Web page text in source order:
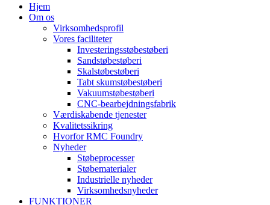
Hjem
Om os
Virksomhedsprofil
Vores faciliteter
Investeringsstøbestøberi
Sandstøbestøberi
Skalstøbestøberi
Tabt skumstøbestøberi
Vakuumstøbestøberi
CNC-bearbejdningsfabrik
Værdiskabende tjenester
Kvalitetssikring
Hvorfor RMC Foundry
Nyheder
Støbeprocesser
Støbematerialer
Industrielle nyheder
Virksomhedsnyheder
FUNKTIONER